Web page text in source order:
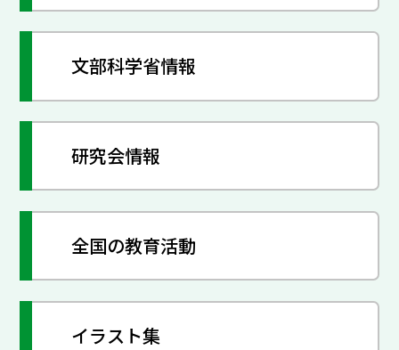
文部科学省情報
研究会情報
全国の教育活動
イラスト集